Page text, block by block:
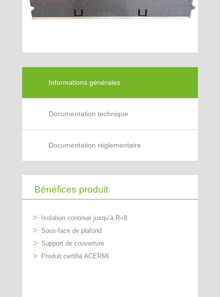
Informations générales
Documentation technique
Documentation règlementaire
Bénéfices produit
Isolation continue jusqu’à R=8
Sous-face de plafond
Support de couverture
Produit certifié ACERMI